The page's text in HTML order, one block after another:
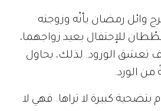
وائل رمضان بأنّه وزوجته
للإحتفال بعيد زواجهما،
تعشق الورود. لذلك، يحاول
من الورد.
كبيرة لا تراها. فهي لا